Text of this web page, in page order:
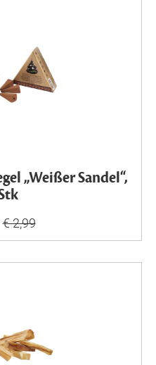
„Weißer Sandel“,
€ 2,99